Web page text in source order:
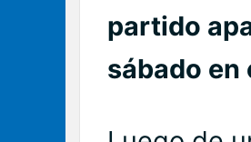
partido
sábado en